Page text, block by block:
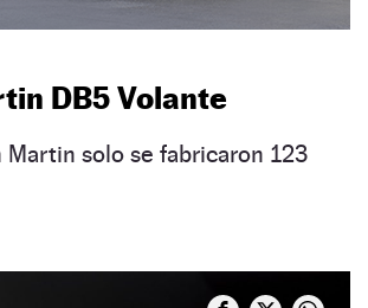
DB5 Volante
Martin solo se fabricaron 123